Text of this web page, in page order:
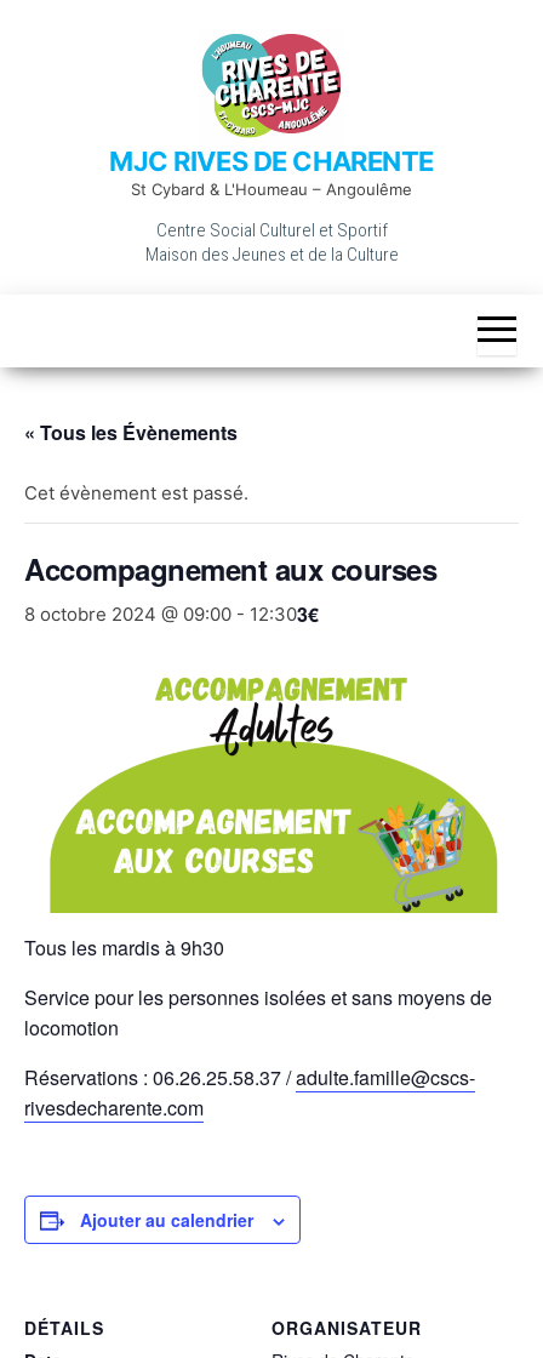
MJC RIVES DE CHARENTE
St Cybard & L'Houmeau – Angoulême
Centre Social Culturel et Sportif
Maison des Jeunes et de la Culture
« Tous les Évènements
Cet évènement est passé.
Accompagnement aux courses
8 octobre 2024 @ 09:00 - 12:303€
Tous les mardis à 9h30
Service pour les personnes isolées et sans moyens de
locomotion
Réservations : 06.26.25.58.37 /adulte.famille@cscs-
rivesdecharente.com
Ajouter au calendrier
DÉTAILS
ORGANISATEUR